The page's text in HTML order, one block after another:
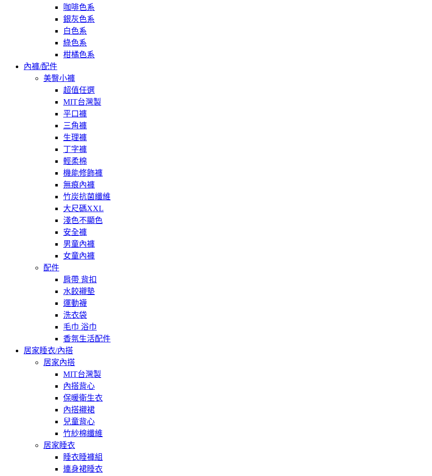
咖啡色系
銀灰色系
白色系
綠色系
柑橘色系
內褲/配件
美臀小褲
超值任選
MIT台灣製
平口褲
三角褲
生理褲
丁字褲
輕柔棉
機能修飾褲
無痕內褲
竹炭抗菌纖維
大尺碼XXL
淺色不顯色
安全褲
男童內褲
女童內褲
配件
肩帶 背扣
水餃襯墊
運動襪
洗衣袋
毛巾 浴巾
香氛生活配件
居家睡衣/內搭
居家內搭
MIT台灣製
內搭背心
保暖衛生衣
內搭襯裙
兒童背心
竹紗棉纖維
居家睡衣
睡衣睡褲組
連身裙睡衣